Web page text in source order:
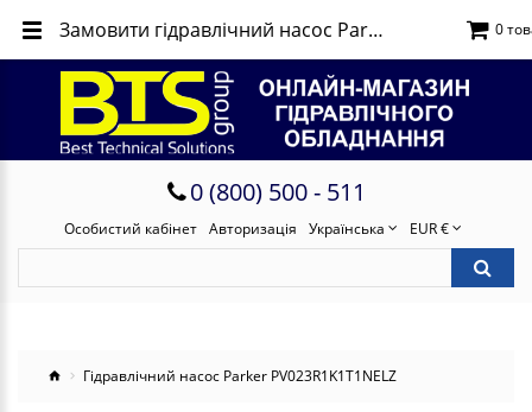
0 (800) 500 - 511
Особистий кабінет Авторизація Українська EUR €
0
Гідравлічний насос Parker PV023R1K1T1NELZ
Замовити гідравлічний насос Parker PV023R1K1T1NELZ